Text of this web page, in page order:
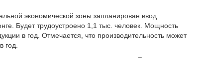
экономической зоны запланирован ввод
Будет трудоустроено 1,1 тыс. человек. Мощность
в год. Отмечается, что производительность может
год.